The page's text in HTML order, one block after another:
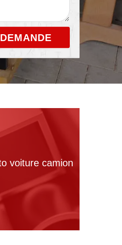
voiture camion